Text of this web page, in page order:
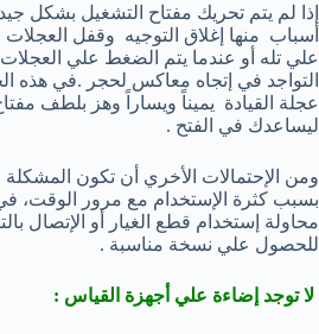
إذا لم يتم تحريك مفتاح التشغيل بشكل
أسباب منها إغلاق التوجيه وقفل العجلات
علي تله أو عندما يتم الضغط علي العجلات
التواجد في إتجاه معاكس لحجر .في هذه
عجلة القيادة يميناً ويساراً وهز بلطف
ليساعدك في الفتح .
ومن الإحتمالات الأخري أن تكون
بسبب كثرة الإستخدام مع مرور الوقت،
محاولة إستخدام قطع الغيار أو الإتصال
للحصول علي نسخة مناسبة .
لا توجد إضاءة علي أجهزة القياس :